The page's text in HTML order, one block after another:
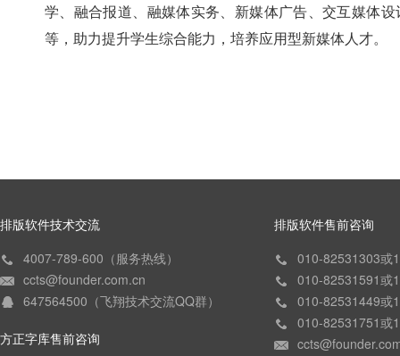
学、融合报道、融媒体实务、新媒体广告、交互媒体
等，助力提升学生综合能力，培养应用型新媒体人才。
排版软件技术交流
4007-789-600（服务热线）
ccts@founder.com.cn
647564500（飞翔技术交流QQ群）
方正字库售前咨询
排版软件售前咨询
010-82531303或
010-82531591或
010-82531449或
010-82531751或